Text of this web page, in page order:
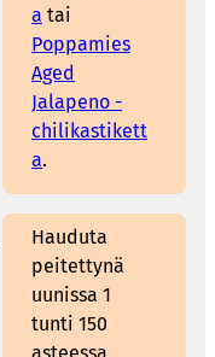
a tai
Poppamies
Aged
Jalapeno -
chilikastikett
a.
Hauduta
peitettynä
uunissa 1
tunti 150